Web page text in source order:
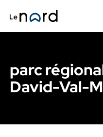
parc
David-Val-